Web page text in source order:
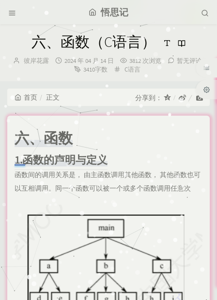
悟思记
六、函数（C语言）
博
彼岸花露
发
2024 年 04 月 14 日 3812 次浏览
暂无评论
3410字数
分
C语言
首页 正文 分享到：
六、函数
1.函数的声明与定义
函数间的调用关系是， 由主函数调用其他函数， 其他函数也可
以互相调用。同一个函数可以被一个或多个函数调用任意次